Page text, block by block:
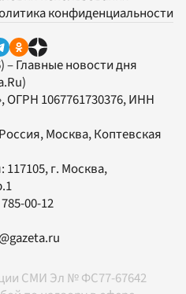
конфиденциальности
– Главные новости дня
, ОГРН 1067761730376, ИНН
Москва, Коптевская
117105, г. Москва,
00-12
СМИ Эл № ФС77-67642